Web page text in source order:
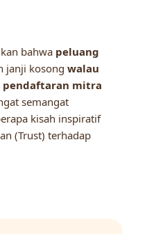
bahwa peluang
janji kosong walau
pendaftaran mitra
semangat
kisah inspiratif
(Trust) terhadap